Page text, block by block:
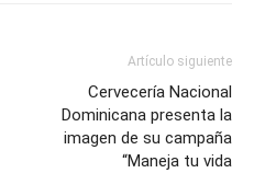
Artículo siguiente
Cervecería Nacional
Dominicana presenta la
imagen de su campaña
“Maneja tu vida